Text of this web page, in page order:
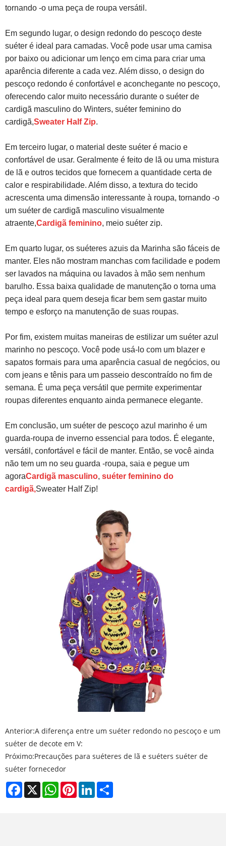
tornando -o uma peça de roupa versátil.
Em segundo lugar, o design redondo do pescoço deste
suéter é ideal para camadas. Você pode usar uma camisa
por baixo ou adicionar um lenço em cima para criar uma
aparência diferente a cada vez. Além disso, o design do
pescoço redondo é confortável e aconchegante no pescoço,
oferecendo calor muito necessário durante o suéter de
cardigã masculino do Winters, suéter feminino do
cardigã,Sweater Half Zip.
Em terceiro lugar, o material deste suéter é macio e
confortável de usar. Geralmente é feito de lã ou uma mistura
de lã e outros tecidos que fornecem a quantidade certa de
calor e respirabilidade. Além disso, a textura do tecido
acrescenta uma dimensão interessante à roupa, tornando -o
um suéter de cardigã masculino visualmente
atraente,Cardigã feminino, meio suéter zip.
Em quarto lugar, os suéteres azuis da Marinha são fáceis de
manter. Eles não mostram manchas com facilidade e podem
ser lavados na máquina ou lavados à mão sem nenhum
barulho. Essa baixa qualidade de manutenção o torna uma
peça ideal para quem deseja ficar bem sem gastar muito
tempo e esforço na manutenção de suas roupas.
Por fim, existem muitas maneiras de estilizar um suéter azul
marinho no pescoço. Você pode usá-lo com um blazer e
sapatos formais para uma aparência casual de negócios, ou
com jeans e tênis para um passeio descontraído no fim de
semana. É uma peça versátil que permite experimentar
roupas diferentes enquanto ainda permanece elegante.
Em conclusão, um suéter de pescoço azul marinho é um
guarda-roupa de inverno essencial para todos. É elegante,
versátil, confortável e fácil de manter. Então, se você ainda
não tem um no seu guarda -roupa, saia e pegue um
agoraCardigã masculino, suéter feminino do
cardigã,Sweater Half Zip!
Anterior:A diferença entre um suéter redondo no pescoço e um
suéter de decote em V:
Próximo:Precauções para suéteres de lã e suéters suéter de
suéter fornecedor
Facebook
X WhatsAppPinterestLinkedIn